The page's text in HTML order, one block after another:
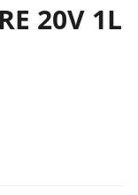
20V 1L